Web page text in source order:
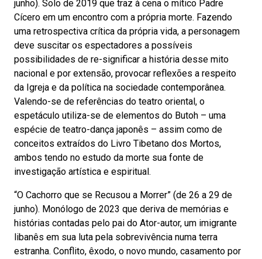
junho). Solo de 2019 que traz à cena o mítico Padre
Cícero em um encontro com a própria morte. Fazendo
uma retrospectiva crítica da própria vida, a personagem
deve suscitar os espectadores a possíveis
possibilidades de re-significar a história desse mito
nacional e por extensão, provocar reflexões a respeito
da Igreja e da política na sociedade contemporânea.
Valendo-se de referências do teatro oriental, o
espetáculo utiliza-se de elementos do Butoh – uma
espécie de teatro-dança japonês – assim como de
conceitos extraídos do Livro Tibetano dos Mortos,
ambos tendo no estudo da morte sua fonte de
investigação artística e espiritual.
“O Cachorro que se Recusou a Morrer” (de 26 a 29 de
junho). Monólogo de 2023 que deriva de memórias e
histórias contadas pelo pai do Ator-autor, um imigrante
libanês em sua luta pela sobrevivência numa terra
estranha. Conflito, êxodo, o novo mundo, casamento por